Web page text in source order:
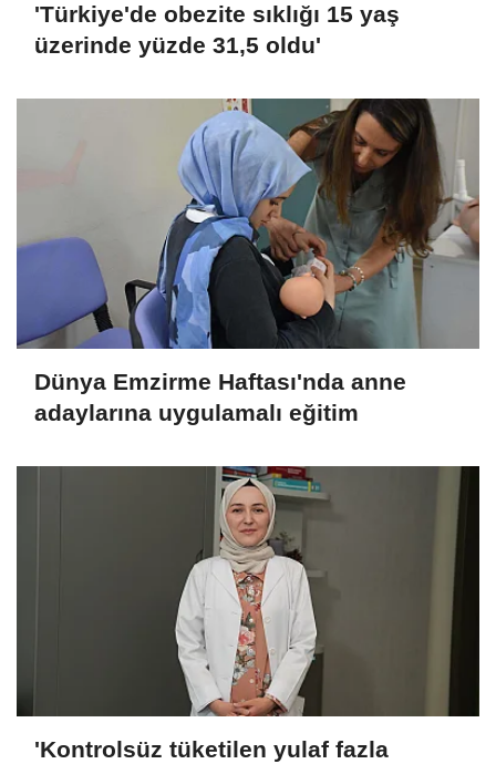
'Türkiye'de obezite sıklığı 15 yaş
üzerinde yüzde 31,5 oldu'
Dünya Emzirme Haftası'nda anne
adaylarına uygulamalı eğitim
'Kontrolsüz tüketilen yulaf fazla